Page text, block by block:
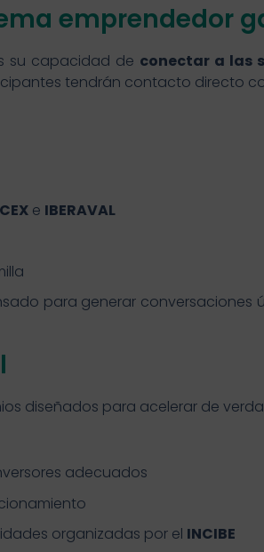
emprendedor
su capacidad de conectar a las
tendrán contacto directo
e IBERAVAL
para generar
diseñados para acelerar de
adecuados
organizadas por el INCIBE